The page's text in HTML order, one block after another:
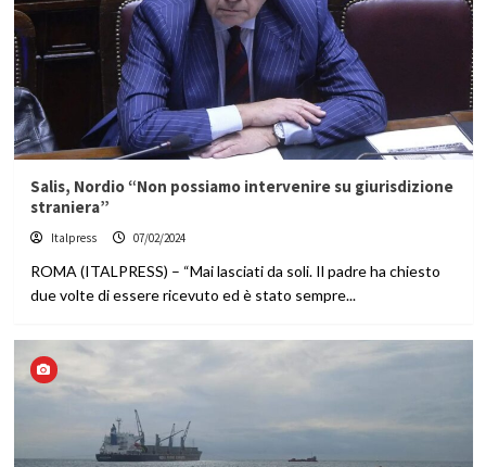
Salis, Nordio “Non possiamo intervenire su giurisdizione
straniera”
Italpress 07/02/2024
ROMA (ITALPRESS) – “Mai lasciati da soli. Il padre ha chiesto
due volte di essere ricevuto ed è stato sempre...